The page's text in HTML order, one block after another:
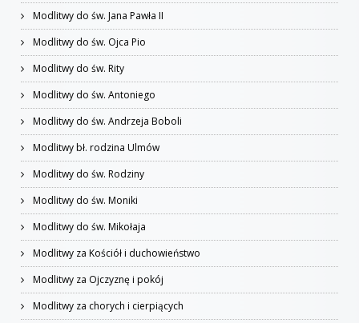
Modlitwy do św. Jana Pawła II
Modlitwy do św. Ojca Pio
Modlitwy do św. Rity
Modlitwy do św. Antoniego
Modlitwy do św. Andrzeja Boboli
Modlitwy bł. rodzina Ulmów
Modlitwy do św. Rodziny
Modlitwy do św. Moniki
Modlitwy do św. Mikołaja
Modlitwy za Kościół i duchowieństwo
Modlitwy za Ojczyznę i pokój
Modlitwy za chorych i cierpiących